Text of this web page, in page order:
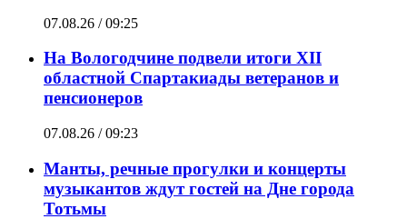
07.08.26 / 09:25
На Вологодчине подвели итоги XII
областной Спартакиады ветеранов и
пенсионеров
07.08.26 / 09:23
Манты, речные прогулки и концерты
музыкантов ждут гостей на Дне города
Тотьмы